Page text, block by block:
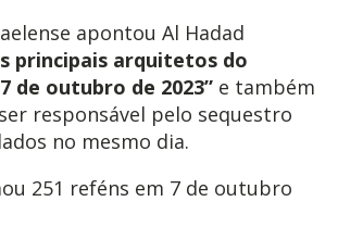
apontou Al Hadad
principais arquitetos do
de outubro de 2023” e também
responsável pelo sequestro
no mesmo dia.
251 reféns em 7 de outubro